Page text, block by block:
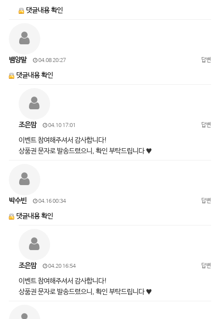
댓글내용 확인
뱀양말 04.08 20:27 답변
댓글내용 확인
조은맘 04.10 17:01 답변
이벤트 참여해주셔서 감사합니다!
상품권 문자로 발송드렸으니, 확인 부탁드립니다 ♥
박수빈 04.16 00:34 답변
댓글내용 확인
조은맘 04.20 16:54 답변
이벤트 참여해주셔서 감사합니다!
상품권 문자로 발송드렸으니, 확인 부탁드립니다 ♥